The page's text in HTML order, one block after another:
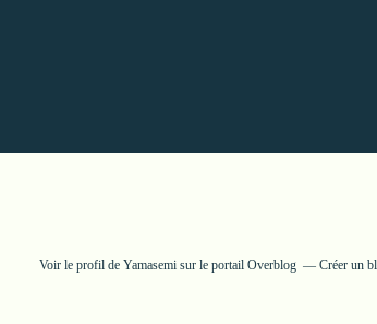
Voir le profil de Yamasemi sur le portail Overblog Créer un